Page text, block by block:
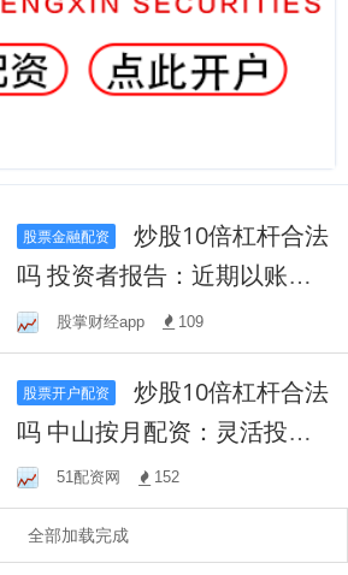
股票金融配资
炒股10倍杠杆合法
吗 投资者报告：近期以账户
规模扩张为核心目标的进取
资金使用比较正
股掌财经app 109
股票开户配资
炒股10倍杠杆合法
吗 中山按月配资：灵活投
资，月付无忧
51配资网 152
全部加载完成